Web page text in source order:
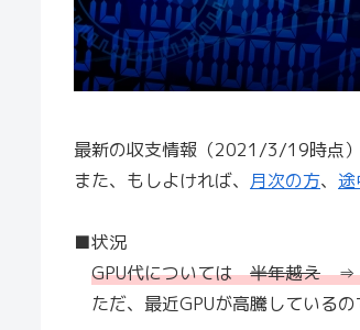
最新の収支情報（2021/3/19時点）
また、もしよければ、 月次の方、 途
■状況
GPU代については半年越え⇒
ただ、最近GPUが高騰しているの